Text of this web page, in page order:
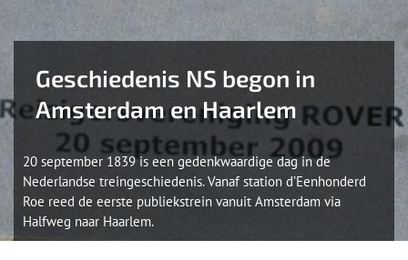
Geschiedenis NS begon in
Amsterdam en Haarlem
20 september 1839 is een gedenkwaardige dag in de
Nederlandse treingeschiedenis. Vanaf station d’Eenhonderd
Roe reed de eerste publiekstrein vanuit Amsterdam via
Halfweg naar Haarlem.